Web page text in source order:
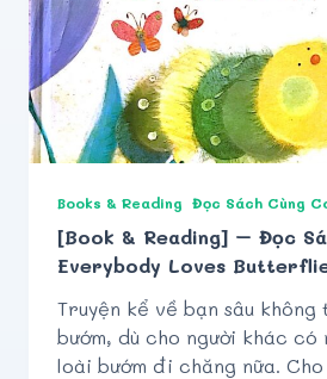
Books & Reading Đọc Sách Cùng
[Book & Reading] – Đọc
Everybody Loves
Truyện kể về bạn sâu
bướm, dù cho người khác
loài bướm đi chăng nữa.